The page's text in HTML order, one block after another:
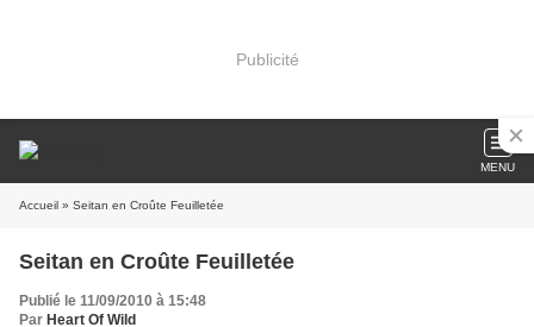
Publicité
MENU
Accueil » Seitan en Croûte Feuilletée
Seitan en Croûte Feuilletée
Publié le 11/09/2010 à 15:48
Par Heart Of Wild